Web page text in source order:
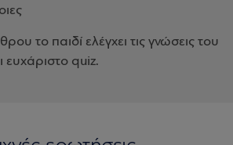
το παιδί ελέγχει τις γνώσεις του
ευχάριστο quiz.